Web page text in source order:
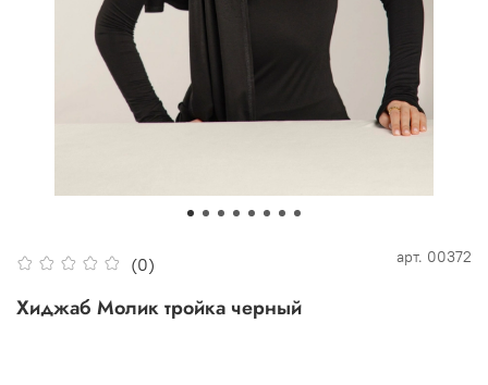
(0) арт. 00372
Хиджаб Молик тройка черный